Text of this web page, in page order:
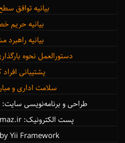
بیانیه توافق
بیانیه حریم
بیانیه راهبرد
دستورالعمل نحوه
پشتیبانی
سلامت اداری و
طراحی و برنامه‌نویسی سایت:
پست الکترونیک: office@nosazimaz.ir
Yii Framework